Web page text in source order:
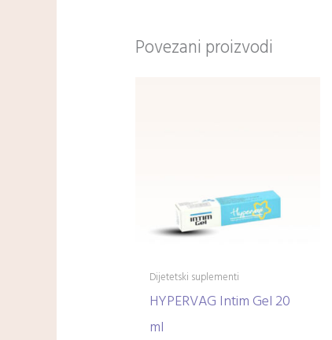
Povezani proizvodi
Dijetetski suplementi
HYPERVAG Intim Gel 20
ml